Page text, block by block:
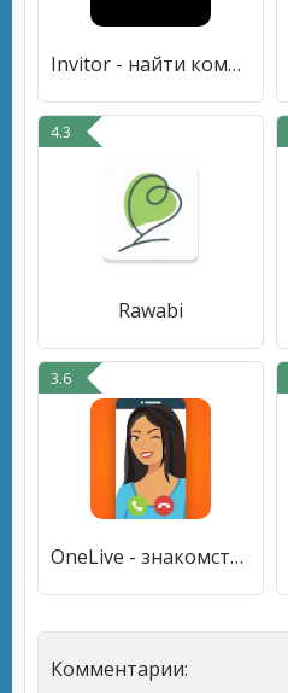
Invitor - найти компанию
4.3
Rawabi
3.6
OneLive - знакомства в сети
Комментарии: